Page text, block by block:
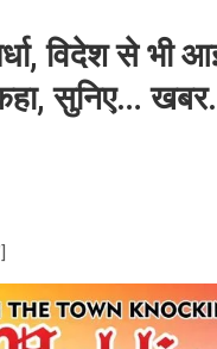
विदेश से भी
कहा, सुनिए…